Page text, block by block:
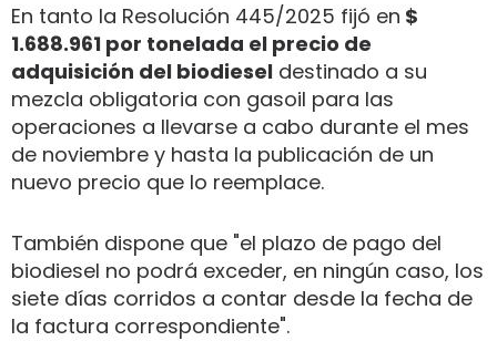
En tanto la Resolución 445/2025 fijó en $
1.688.961 por tonelada el precio de
adquisición del biodiesel destinado a su
mezcla obligatoria con gasoil para las
operaciones a llevarse a cabo durante el mes
de noviembre y hasta la publicación de un
nuevo precio que lo reemplace.
También dispone que "el plazo de pago del
biodiesel no podrá exceder, en ningún caso, los
siete días corridos a contar desde la fecha de
la factura correspondiente".